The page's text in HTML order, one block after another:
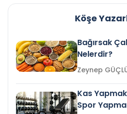
Köşe
Bağırsak
Nelerdir?
Zeynep
Kas
Spor